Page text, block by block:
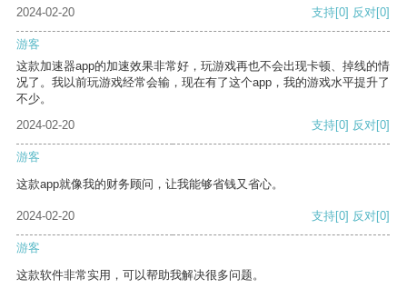
2024-02-20
支持[0] 反对[0]
游客
这款加速器app的加速效果非常好，玩游戏再也不会出现卡顿、掉线的情
况了。我以前玩游戏经常会输，现在有了这个app，我的游戏水平提升了
不少。
2024-02-20
支持[0] 反对[0]
游客
这款app就像我的财务顾问，让我能够省钱又省心。
2024-02-20 支持[0] 反对[0]
游客
这款软件非常实用，可以帮助我解决很多问题。